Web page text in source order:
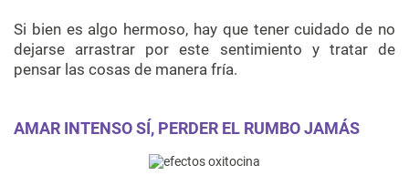
Si bien es algo hermoso, hay que tener cuidado de no
dejarse arrastrar por este sentimiento y tratar de
pensar las cosas de manera fría.
AMAR INTENSO SÍ, PERDER EL RUMBO JAMÁS